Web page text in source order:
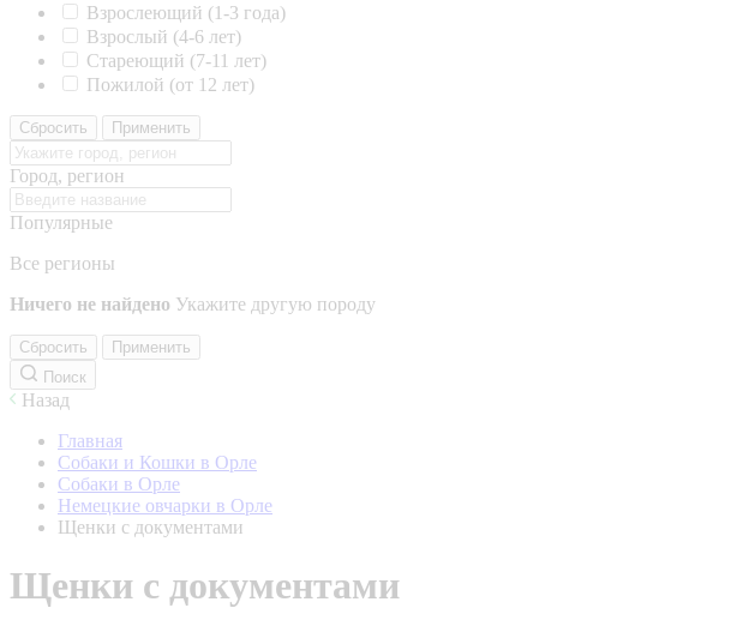
Взрослеющий (1-3 года)
Взрослый (4-6 лет)
Стареющий (7-11 лет)
Пожилой (от 12 лет)
Сбросить Применить
Город, регион
Популярные
Все регионы
Ничего не найдено Укажите другую породу
Сбросить
Применить
Поиск
Назад
Главная
Собаки и Кошки в Орле
Собаки в Орле
Немецкие овчарки в Орле
Щенки с документами
Щенки с документами